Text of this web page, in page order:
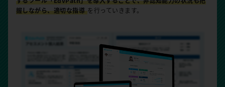
握しながら、適切な指導 を行っていきます。